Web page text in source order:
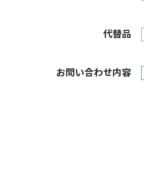
代替品
お問い合わせ内容